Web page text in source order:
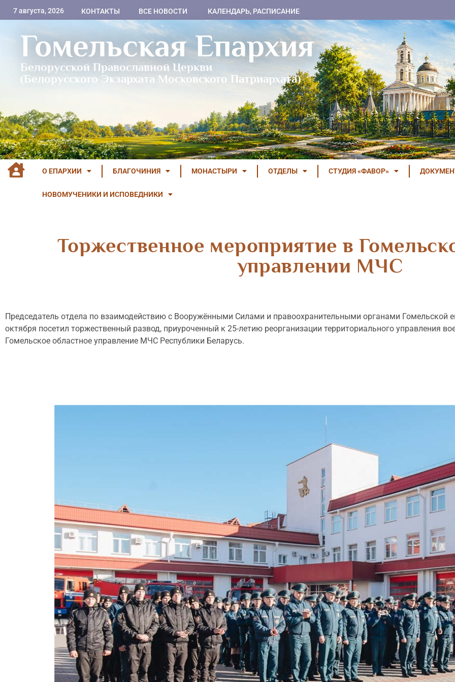
7 августа, 2026 КОНТАКТЫ ВСЕ НОВОСТИ КАЛЕНДАРЬ, РАСПИСАНИЕ
Гомельская Епархия
Белорусской Православной Церкви
(Белорусского Экзархата Московского Патриархата)
О ЕПАРХИИ БЛАГОЧИНИЯ МОНАСТЫРИ ОТДЕЛЫ СТУДИЯ «ФАВОР»
НОВОМУЧЕНИКИ И ИСПОВЕДНИКИ
Торжественное мероприятие в
управлении МЧС
Председатель отдела по взаимодействию с Вооружёнными Силами и правоохранительными органами Гомельской
октября посетил торжественный развод, приуроченный к 25-летию реорганизации территориального управления
Гомельское областное управление МЧС Республики Беларусь.